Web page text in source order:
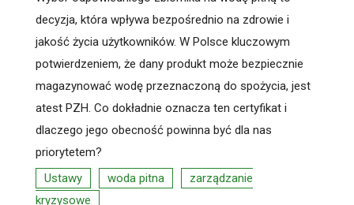
decyzja, która wpływa bezpośrednio na zdrowie i
jakość życia użytkowników. W Polsce kluczowym
potwierdzeniem, że dany produkt może bezpiecznie
magazynować wodę przeznaczoną do spożycia, jest
atest PZH. Co dokładnie oznacza ten certyfikat i
dlaczego jego obecność powinna być dla nas
priorytetem?
Ustawy
woda pitna
zarządzanie
kryzysowe